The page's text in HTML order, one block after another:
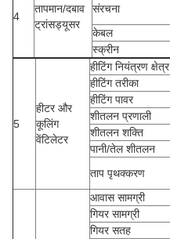
4
तापमान/दबाव
ट्रांसड्यूसर
संरचना
केबल
स्क्रीन
5
हीटर और
कूलिंग
वेंटिलेटर
हीटिंग नियंत्रण क्षेत्र
हीटिंग तरीका
हीटिंग पावर
शीतलन प्रणाली
शीतलन शक्ति
पानी/तेल शीतलन
ताप पृथक्करण
आवास सामग्री
गियर सामग्री
गियर सतह